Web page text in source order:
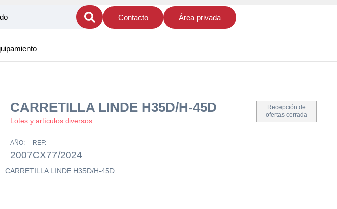
Contacto Área privada
CARRETILLA LINDE H35D/H-45D
Lotes y artículos diversos
Recepción de
ofertas cerrada
AÑO:
2007
REF:
CX77/2024
CARRETILLA LINDE H35D/H-45D